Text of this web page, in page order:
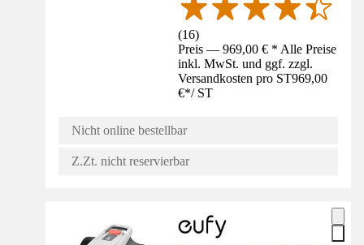
(16)
Preis — 969,00 € * Alle Preise
inkl. MwSt. und ggf. zzgl.
Versandkosten pro ST969,00
€*/ ST
Nicht online bestellbar
Z.Zt. nicht reservierbar